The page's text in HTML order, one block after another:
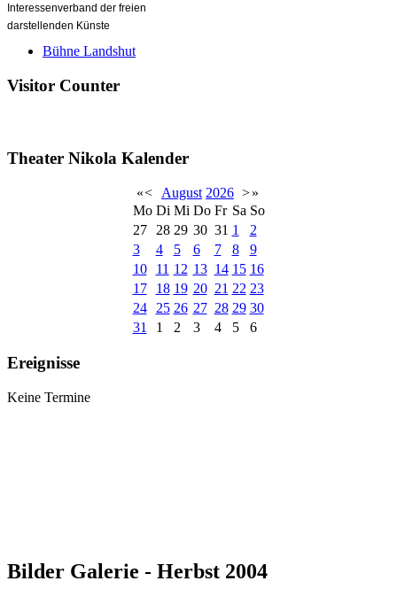
Interessenverband der freien
darstellenden Künste
Bühne Landshut
Visitor Counter
Theater Nikola Kalender
«< August 2026 >»
Mo Di Mi Do Fr Sa So
27
28 29 30 31 1
2
3
4 5 6 7 8
9
10
11 12 13 14 15 16
17
18 19 20 21 22 23
24
25 26 27 28 29 30
31
1 2 3 4 5 6
Ereignisse
Keine Termine
Bilder Galerie - Herbst 2004